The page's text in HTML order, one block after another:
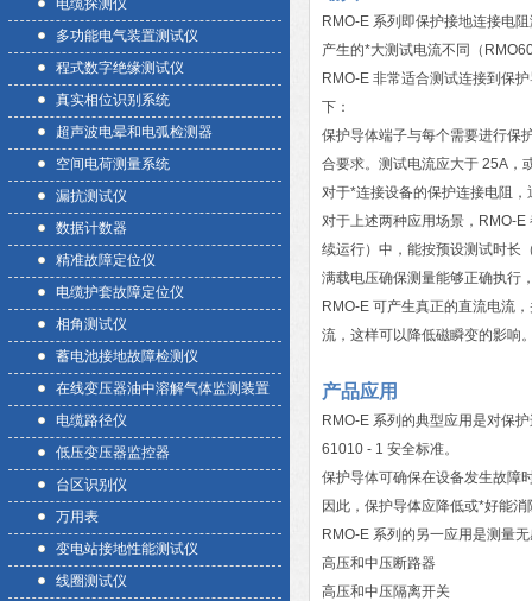
电缆探测仪
多功能电气装置测试仪
程式数字绝缘测试仪
真实相位识别系统
超声波电晕和电弧检测器
空间电荷测量系统
漏抗测试仪
数据计数器
精准故障定位仪
电缆护套故障定位仪
相角测试仪
蓄电池接地故障检测仪
在线变压器油中溶解气体监测装置
电缆路径仪
低压变压器监控器
台区识别仪
万用表
变电站接地性能测试仪
线圈测试仪
RMO-E 系列即保护接地连接电
产生的*大测试电流不同（
RMO-E 非常适合测试连接到保
下：
保护导体端子与每个需要进行保
合要求。测试电流应大于 25A，
对于*连接设备的保护连接电阻
对于上述两种应用场景，RMO-
续运行）中，能按预设测试时长
满载电压确保测量能够正确执行
RMO-E 可产生真正的直流电流
流，这样可以降低磁瞬变的影响
产品应用
RMO-E 系列的典型应用是对保
61010 - 1 安全标准。
保护导体可确保在设备发生故障
因此，保护导体应降低或*好能
RMO-E 系列的另一应用是测量
高压和中压断路器
高压和中压隔离开关